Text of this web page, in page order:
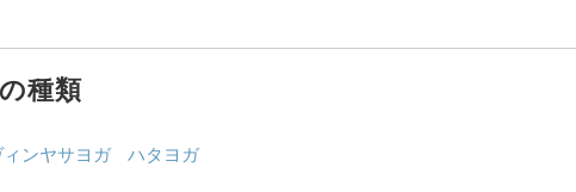
種類
ィンヤサヨガ ハタヨガ